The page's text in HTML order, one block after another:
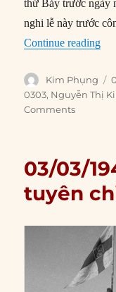
thứ Bảy trước ngày
nghi lễ này trước
Continue reading
Author
Kim Phụng
0303, Nguyễn Thị
Comments
03/03/
tuyên